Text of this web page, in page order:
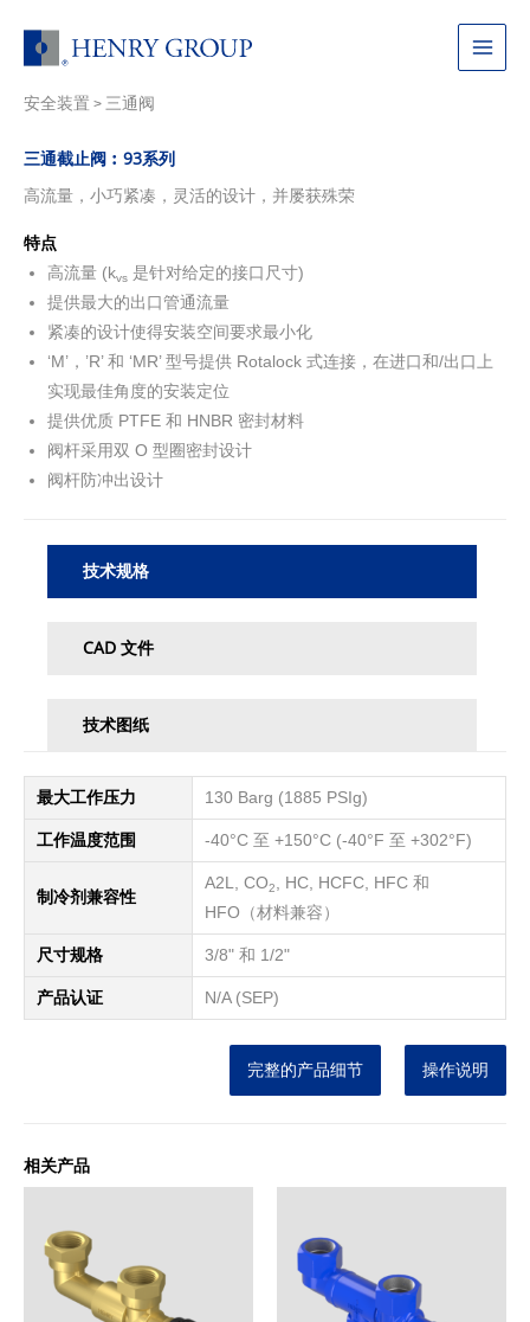
Main
安全装置 > 三通阀
三通截止阀︰93系列
高流量，小巧紧凑，灵活的设计，并屡获殊荣
特点
高流量 (kvs 是针对给定的接口尺寸)
提供最大的出口管通流量
紧凑的设计使得安装空间要求最小化
‘M’，’R’ 和 ‘MR’ 型号提供 Rotalock 式连接，在进口和/出口上
实现最佳角度的安装定位
提供优质 PTFE 和 HNBR 密封材料
阀杆采用双 O 型圈密封设计
阀杆防冲出设计
技术规格
CAD 文件
技术图纸
最大工作压力 130 Barg (1885 PSIg)
工作温度范围 -40°C 至 +150°C (-40°F 至 +302°F)
制冷剂兼容性
A2L, CO2, HC, HCFC, HFC 和
HFO（材料兼容）
尺寸规格 3/8" 和 1/2"
产品认证 N/A (SEP)
操作说明
完整的产品细节
相关产品